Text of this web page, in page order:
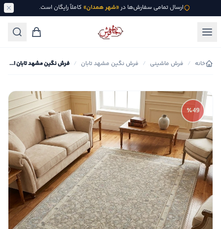
ارسال تمامی سفارش‌ها در«شهر همدان» کاملاً رایگان است.
خانه / فرش ماشینی / فرش نگین مشهد تابان / فرش نگین مشهد تابان افشان کد جیران
٪49